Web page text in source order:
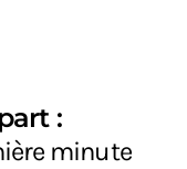
:
minute